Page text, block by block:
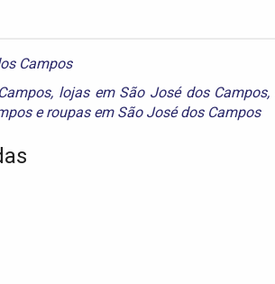
Campos
, lojas em São José dos Campos,
eroupas em São José dos Campos